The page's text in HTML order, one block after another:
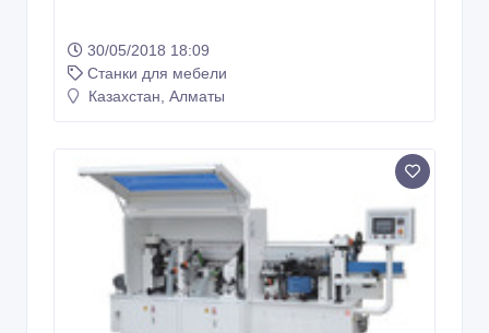
30/05/2018 18:09
Станки для мебели
Казахстан, Алматы